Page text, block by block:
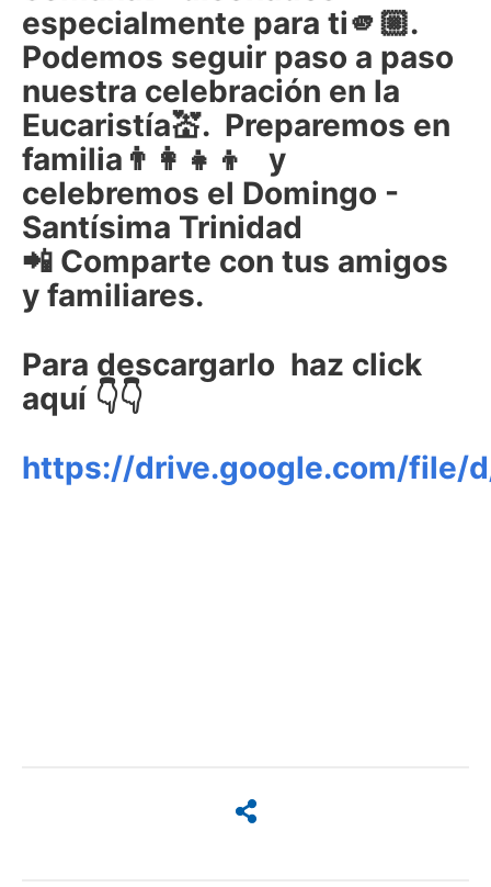
especialmente para ti🫵🏼.
Podemos seguir paso a paso
nuestra celebración en la
Eucaristía💒. Preparemos en
familia👨‍👩‍👧‍👦 y
celebremos el Domingo -
Santísima Trinidad
📲 Comparte con tus amigos
y familiares.
Para descargarlo haz click
aquí 👇👇
https://drive.google.com/file/